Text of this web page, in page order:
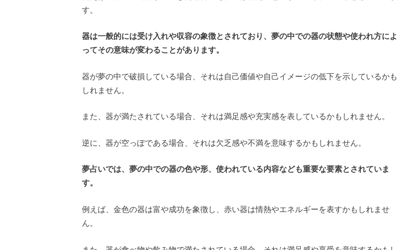
す。
器は一般的には受け入れや収容の象徴とされており、夢の中での器の状態や使われ方によ
ってその意味が変わることがあります。
器が夢の中で破損している場合、それは自己価値や自己イメージの低下を示しているかも
しれません。
また、器が満たされている場合、それは満足感や充実感を表しているかもしれません。
逆に、器が空っぽである場合、それは欠乏感や不満を意味するかもしれません。
夢占いでは、夢の中での器の色や形、使われている内容なども重要な要素とされていま
す。
例えば、金色の器は富や成功を象徴し、赤い器は情熱やエネルギーを表すかもしれませ
ん。